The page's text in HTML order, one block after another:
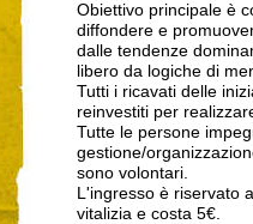
Obiettivo principale è
diffondere e
dalle tendenze
libero da logiche di
Tutti i ricavati delle
reinvestiti per
Tutte le persone
gestione/
sono volontari.
L'ingresso è riservato
vitalizia e costa 5€.